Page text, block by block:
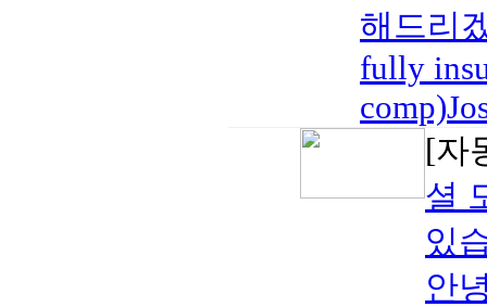
해드리
fully
[자
셜
있
안